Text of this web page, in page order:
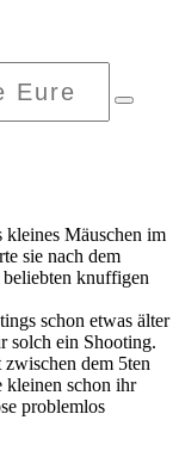
kleines Mäuschen im
sie nach dem
knuffigen
schon etwas älter
solch ein Shooting.
dem 5ten
kleinen schon ihr
problemlos